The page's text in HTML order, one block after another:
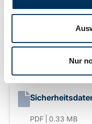
Nur
Downloads
PDF 0.33 MB